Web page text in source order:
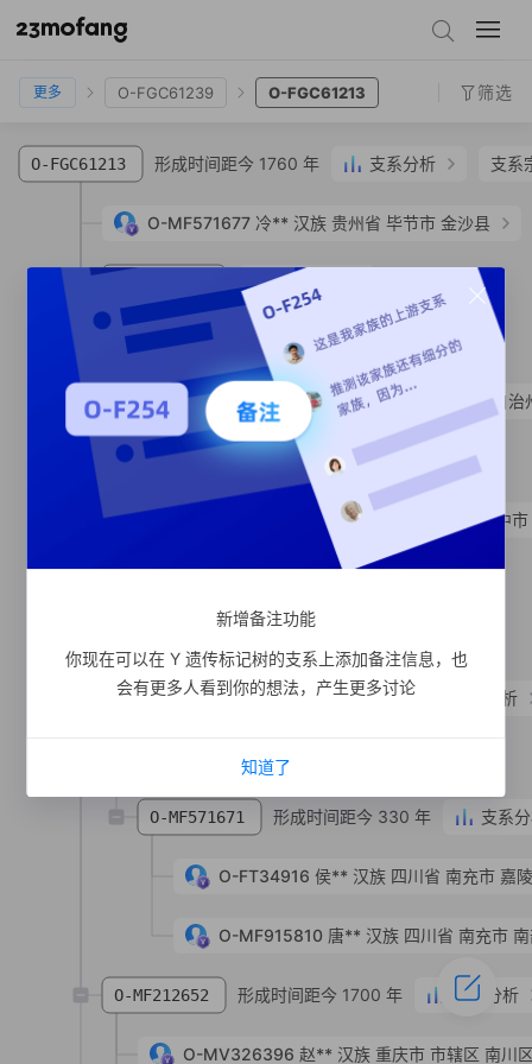
O-FGC61240
更多 O-FGC61239 O-FGC61213 筛选
O-FGC61213 形成时间距今 1760 年 支系分析 支系
O-MF571677 冷** 汉族 贵州省 毕节市 金沙县
支系宗亲
O-MF219605 形成时间距今 1740 年 SNP
O-MF212695 形成时间距今 1220 年
O-MF212562 形成时间距今 1140 年 支系分析
O-MF212652 形成时间距今 1700 年 支系分析
O-MF219603 普** 藏族 云南省 迪庆藏族自
侯** 汉族 四川省 南充市 阆中市
O-MF212557 支系宗亲
O-MF571671 形成时间距今 330 年 支系
O-MV326396 赵** 汉族 重庆市 市辖区 南川
O-FT34916 侯** 汉族 四川省 南充市 嘉
O-MF915810 唐** 汉族 四川省 南充市
新增备注功能
你现在可以在 Y 遗传标记树的支系上添加备注信息，也
会有更多人看到你的想法，产生更多讨论
知道了